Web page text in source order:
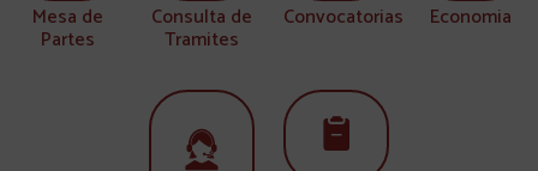
Mesa de
Partes
Consulta de
Tramites
Convocatorias Economia